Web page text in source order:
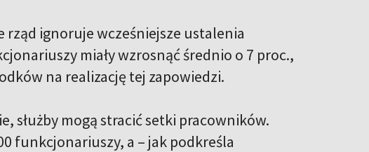
rząd ignoruje wcześniejsze ustalenia
miały wzrosnąć średnio o 7 proc.,
na realizację tej zapowiedzi.
służby mogą stracić setki pracowników.
funkcjonariuszy, a – jak podkreśla